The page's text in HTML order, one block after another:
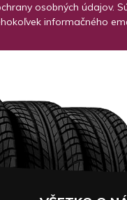
osobných údajov.
informačného